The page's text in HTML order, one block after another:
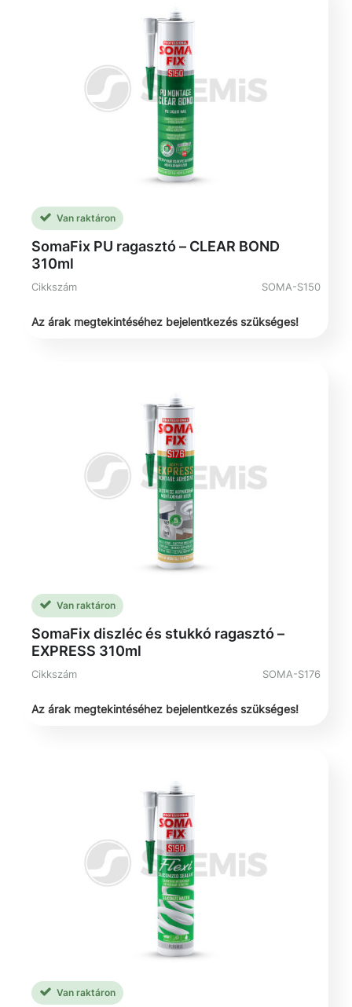
Van raktáron
SomaFix PU ragasztó – CLEAR BOND
310ml
Cikkszám SOMA-S150
Az árak megtekintéséhez bejelentkezés szükséges!
Van raktáron
SomaFix diszléc és stukkó ragasztó –
EXPRESS 310ml
Cikkszám SOMA-S176
Az árak megtekintéséhez bejelentkezés szükséges!
Van raktáron